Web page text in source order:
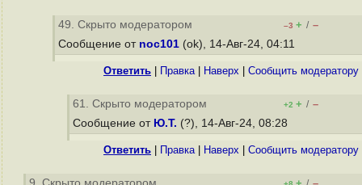
49. Скрыто модератором –3 + / –
Сообщение от noc101 (ok), 14-Авг-24, 04:11
Ответить Правка| Наверх Cообщить модератору
61. Скрыто модератором +2 + / –
Сообщение от Ю.Т. (?), 14-Авг-24, 08:28
Ответить Правка| Наверх Cообщить модератору